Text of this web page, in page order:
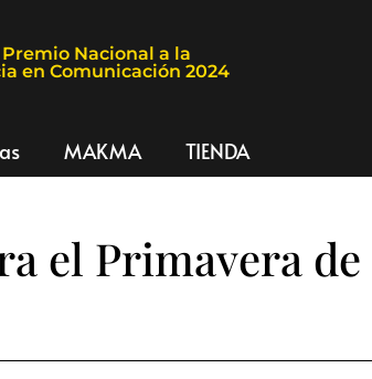
Nacional a la
en Comunicación 2024
MAKMA TIENDA
el Primavera de